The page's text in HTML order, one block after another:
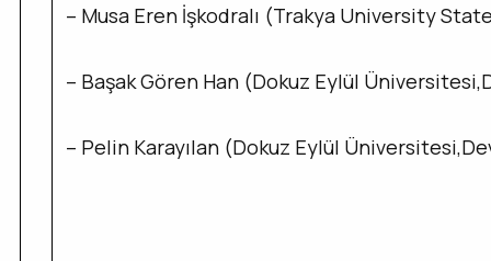
– Musa Eren İşkodralı (Trakya University
– Başak Gören Han (Dokuz Eylül
– Pelin Karayılan (Dokuz Eylül